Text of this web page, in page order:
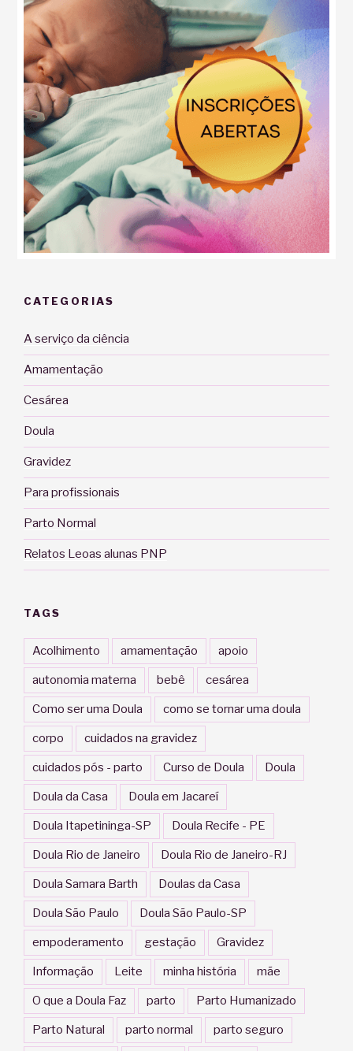
CATEGORIAS
A serviço da ciência
Amamentação
Cesárea
Doula
Gravidez
Para profissionais
Parto Normal
Relatos Leoas alunas PNP
TAGS
Acolhimento amamentação apoio
autonomia materna bebê cesárea
Como ser uma Doula como se tornar uma doula
corpo cuidados na gravidez
cuidados pós - parto Curso de Doula Doula
Doula da Casa Doula em Jacareí
Doula Itapetininga-SP Doula Recife - PE
Doula Rio de Janeiro Doula Rio de Janeiro-RJ
Doula Samara Barth Doulas da Casa
Doula São Paulo Doula São Paulo-SP
empoderamento gestação Gravidez
Informação Leite minha história mãe
O que a Doula Faz parto Parto Humanizado
Parto Natural parto normal parto seguro